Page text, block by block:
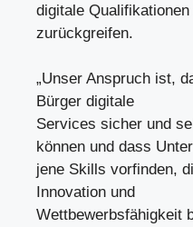
digitale
zurückgreifen.
„Unser Anspruch ist,
Bürger digitale
Services sicher und
können und dass
jene Skills vorfinden,
Innovation und
Wettbewerbsfähigkeit